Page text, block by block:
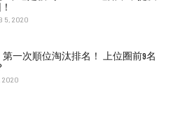
5, 2020
第一次順位淘汰排名！ 上位圈前9名
2020